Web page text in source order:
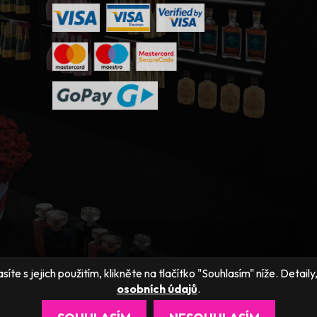
s jejich použitím, klikněte na tlačítko "Souhlasím" níže.
osobních údajů.